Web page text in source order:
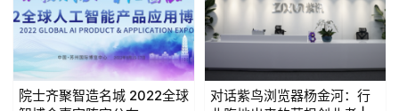
院士齐聚智造名城 2022全球
对话紫鸟浏览器杨金河：行